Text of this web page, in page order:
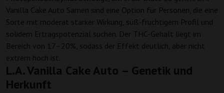
Vanilla Cake Auto Samen sind eine Option für Personen, die eine
Sorte mit moderat starker Wirkung, süß-fruchtigem Profil und
solidem Ertragspotenzial suchen. Der THC-Gehalt liegt im
Bereich von 17–20%, sodass der Effekt deutlich, aber nicht
extrem hoch ist.
L.A. Vanilla Cake Auto – Genetik und
Herkunft